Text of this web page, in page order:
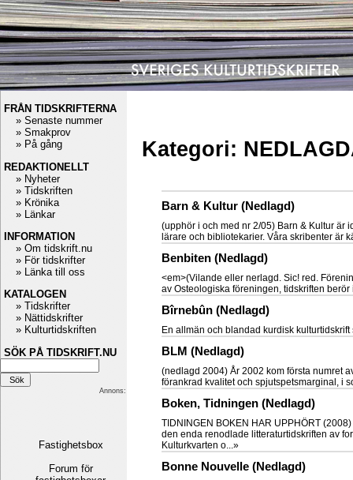
Kategori:
Barn & Kultur (Nedlagd)
(upphör i och med nr 2/05) Barn & Kultur är
lärare och bibliotekarier. Våra skribenter är
Benbiten (Nedlagd)
<em>(Vilande eller nerlagd. Sic! red.
av Osteologiska föreningen, tidskriften
Bîrnebûn (Nedlagd)
En allmän och blandad kurdisk
BLM (Nedlagd)
(nedlagd 2004) År 2002 kom första numret
förankrad kvalitet och spjutspetsmarginal, i
Boken, Tidningen (Nedlagd)
TIDNINGEN BOKEN HAR UPPHÖRT
den enda renodlade litteraturtidskriften av
Kulturkvarten o...»
Bonne Nouvelle (Nedlagd)
FRÅN TIDSKRIFTERNA
» Senaste nummer
» Smakprov
» På gång
REDAKTIONELLT
» Nyheter
» Tidskriften
» Krönika
» Länkar
INFORMATION
» Om tidskrift.nu
» För tidskrifter
» Länka till oss
KATALOGEN
» Tidskrifter
» Nättidskrifter
» Kulturtidskriften
SÖK PÅ TIDSKRIFT.NU
Annons:
Fastighetsbox
Forum för